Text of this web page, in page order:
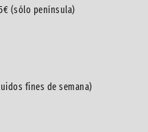
(sólo península)
fines de semana)